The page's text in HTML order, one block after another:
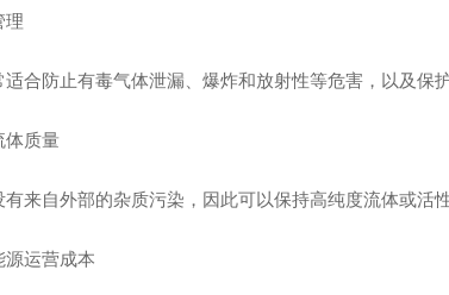
理
适合防止有毒气体泄漏、爆炸和放射性等危害，以及保
体质量
有来自外部的杂质污染，因此可以保持高纯度流体或活
源运营成本